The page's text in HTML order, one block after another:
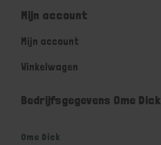
Mijn account
Mijn account
Winkelwagen
Bedrijfsgegevens Ome Dick
Ome Dick